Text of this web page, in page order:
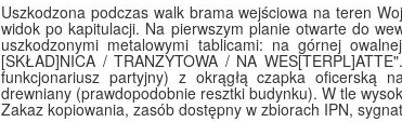
Uszkodzona podczas walk brama wejściowa na teren
widok po kapitulacji. Na pierwszym planie otwarte do
uszkodzonymi metalowymi tablicami: na górnej
[SKŁAD]NICA / TRANZYTOWA / NA
funkcjonariusz partyjny) z okrągłą czapka oficerską
drewniany (prawdopodobnie resztki budynku). W tle
Zakaz kopiowania, zasób dostępny w zbiorach IPN,